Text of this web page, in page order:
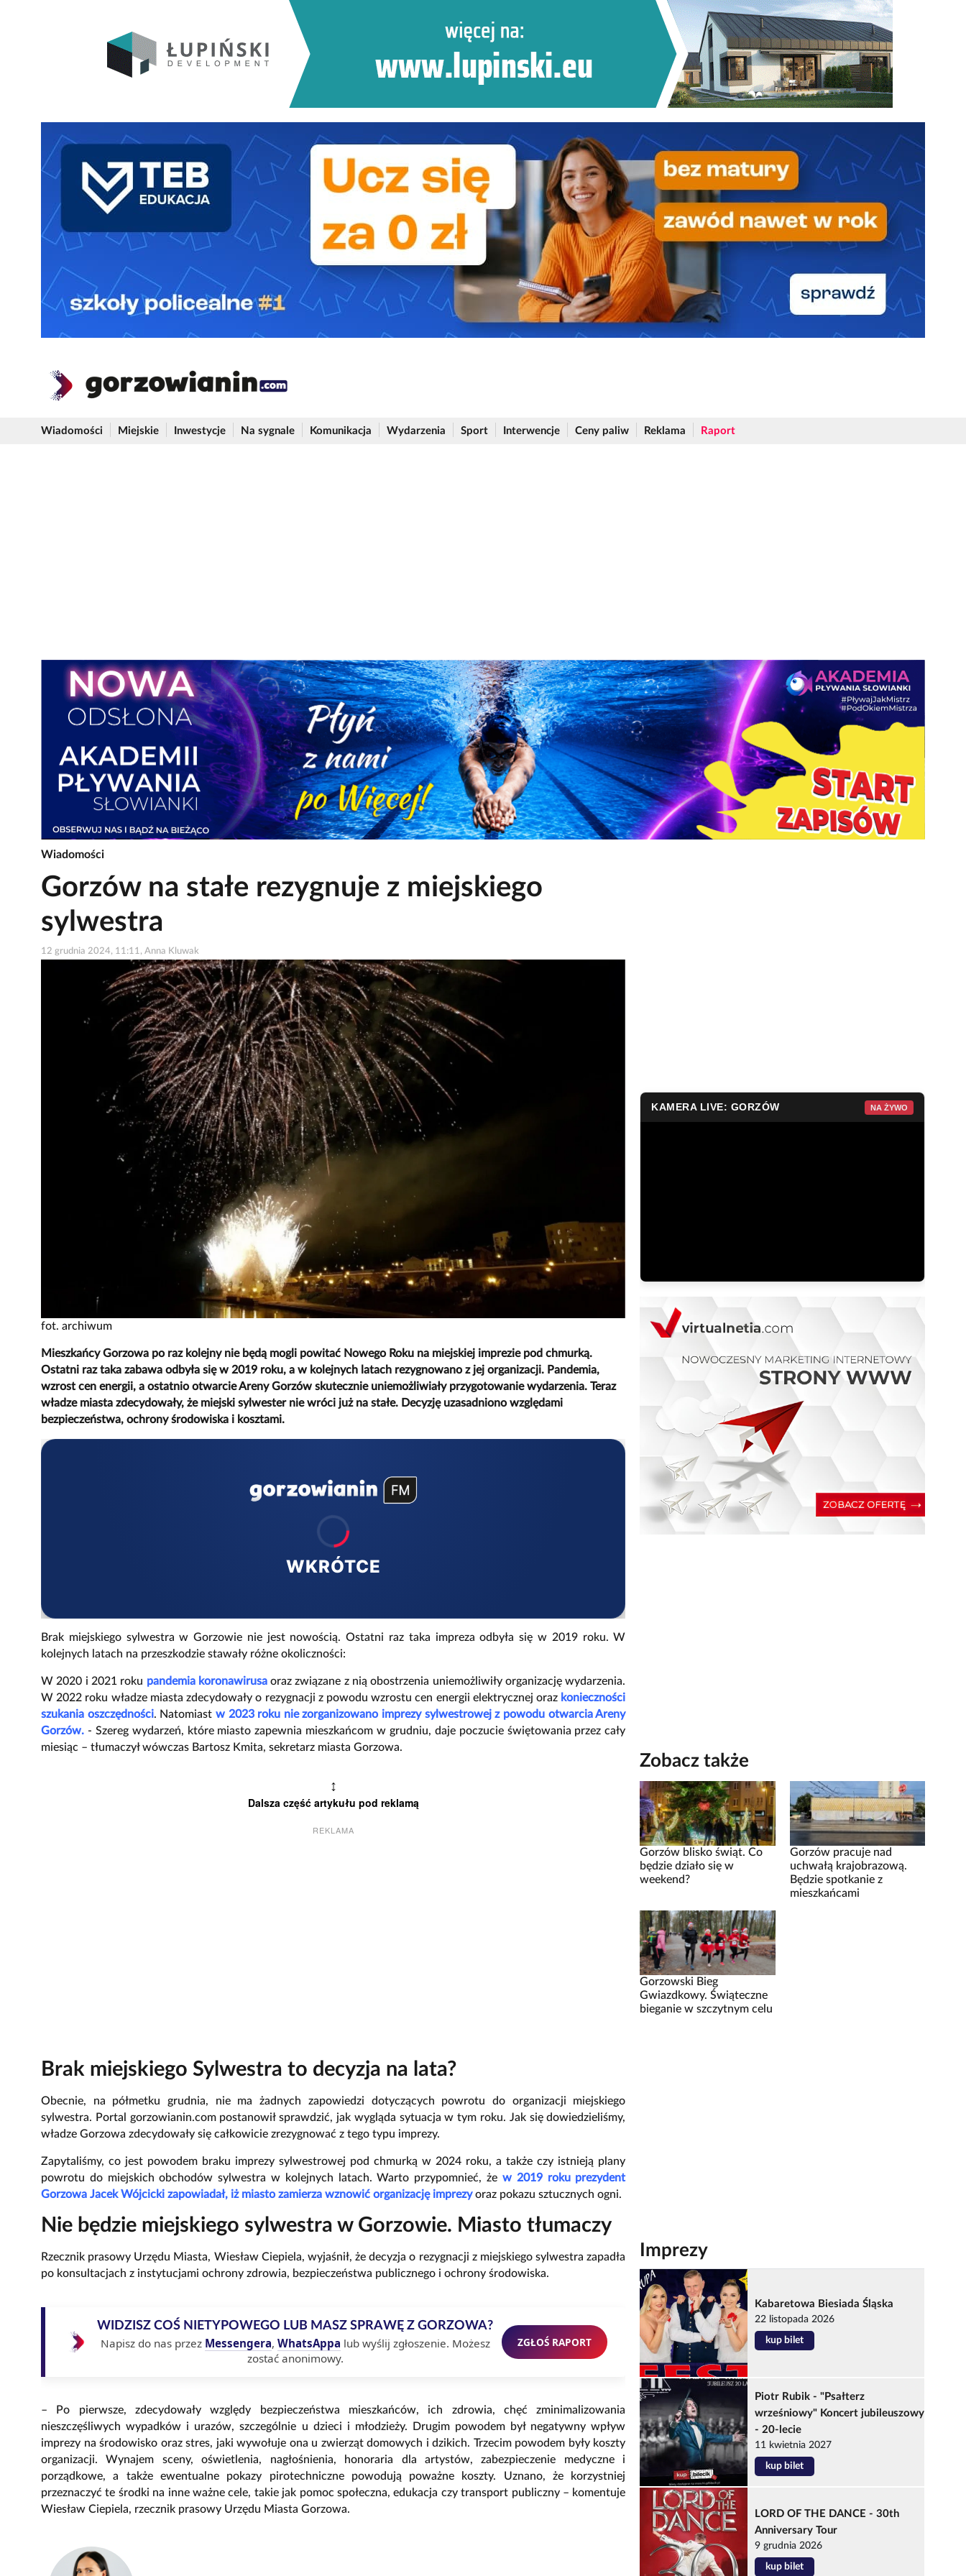
Wiadomości Miejskie Inwestycje Na sygnale Komunikacja Wydarzenia Sport Interwencje Ceny paliw Reklama Raport
Wiadomości
Gorzów na stałe rezygnuje z miejskiego
sylwestra
12 grudnia 2024, 11:11, Anna Kluwak
fot. archiwum
Mieszkańcy Gorzowa po raz kolejny nie będą mogli powitać Nowego Roku na miejskiej imprezie pod chmurką.
Ostatni raz taka zabawa odbyła się w 2019 roku, a w kolejnych latach rezygnowano z jej organizacji. Pandemia,
wzrost cen energii, a ostatnio otwarcie Areny Gorzów skutecznie uniemożliwiały przygotowanie wydarzenia. Teraz
władze miasta zdecydowały, że miejski sylwester nie wróci już na stałe. Decyzję uzasadniono względami
bezpieczeństwa, ochrony środowiska i kosztami.
WKRÓTCE
Brak miejskiego sylwestra w Gorzowie nie jest nowością. Ostatni raz taka impreza odbyła się w 2019 roku. W
kolejnych latach na przeszkodzie stawały różne okoliczności:
W 2020 i 2021 roku pandemia koronawirusaoraz związane z nią obostrzenia uniemożliwiły organizację wydarzenia.
W 2022 roku władze miasta zdecydowały o rezygnacji z powodu wzrostu cen energii elektrycznej oraz konieczności
szukania oszczędności. Natomiast w 2023 roku nie zorganizowano imprezy sylwestrowej z powodu otwarcia Areny
Gorzów. - Szereg wydarzeń, które miasto zapewnia mieszkańcom w grudniu, daje poczucie świętowania przez cały
miesiąc – tłumaczył wówczas Bartosz Kmita, sekretarz miasta Gorzowa.
↕
Dalsza część artykułu pod reklamą
REKLAMA
Brak miejskiego Sylwestra to decyzja na lata?
Obecnie, na półmetku grudnia, nie ma żadnych zapowiedzi dotyczących powrotu do organizacji miejskiego
sylwestra. Portal gorzowianin.com postanowił sprawdzić, jak wygląda sytuacja w tym roku. Jak się dowiedzieliśmy,
władze Gorzowa zdecydowały się całkowicie zrezygnować z tego typu imprezy.
Zapytaliśmy, co jest powodem braku imprezy sylwestrowej pod chmurką w 2024 roku, a także czy istnieją plany
powrotu do miejskich obchodów sylwestra w kolejnych latach. Warto przypomnieć, że w 2019 roku prezydent
Gorzowa Jacek Wójcicki zapowiadał, iż miasto zamierza wznowić organizację imprezyoraz pokazu sztucznych ogni.
Nie będzie miejskiego sylwestra w Gorzowie. Miasto tłumaczy
Rzecznik prasowy Urzędu Miasta, Wiesław Ciepiela, wyjaśnił, że decyzja o rezygnacji z miejskiego sylwestra zapadła
po konsultacjach z instytucjami ochrony zdrowia, bezpieczeństwa publicznego i ochrony środowiska.
WIDZISZ COŚ NIETYPOWEGO LUB MASZ SPRAWĘ Z GORZOWA?
Napisz do nas przez Messengera, WhatsAppa lub wyślij zgłoszenie. Możesz
zostać anonimowy.
ZGŁOŚ RAPORT
– Po pierwsze, zdecydowały względy bezpieczeństwa mieszkańców, ich zdrowia, chęć zminimalizowania
nieszczęśliwych wypadków i urazów, szczególnie u dzieci i młodzieży. Drugim powodem był negatywny wpływ
imprezy na środowisko oraz stres, jaki wywołuje ona u zwierząt domowych i dzikich. Trzecim powodem były koszty
organizacji. Wynajem sceny, oświetlenia, nagłośnienia, honoraria dla artystów, zabezpieczenie medyczne i
porządkowe, a także ewentualne pokazy pirotechniczne powodują poważne koszty. Uznano, że korzystniej
przeznaczyć te środki na inne ważne cele, takie jak pomoc społeczna, edukacja czy transport publiczny – komentuje
Wiesław Ciepiela, rzecznik prasowy Urzędu Miasta Gorzowa.
KAMERA LIVE: GORZÓW NA ŻYWO
Zobacz także
Gorzów blisko świąt. Co
będzie działo się w
weekend?
Gorzów pracuje nad
uchwałą krajobrazową.
Będzie spotkanie z
mieszkańcami
Gorzowski Bieg
Gwiazdkowy. Świąteczne
bieganie w szczytnym celu
Imprezy
Kabaretowa Biesiada Śląska
22 listopada 2026
kup bilet
Piotr Rubik - "Psałterz
wrześniowy" Koncert jubileuszowy
- 20-lecie
11 kwietnia 2027
kup bilet
LORD OF THE DANCE - 30th
Anniversary Tour
9 grudnia 2026
kup bilet